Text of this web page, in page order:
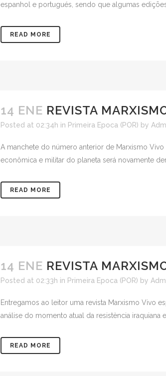
espanhol e portugués, sendo que algumas
READ MORE
14 ENE REVISTA
Posted at 02:34h in Primeira Epoca (POR) by
A manchete do número anterior de Marxismo Vivo
econômica e militar do planeta será novamente
READ MORE
14 ENE REVISTA
Posted at 02:33h in Primeira Epoca (POR) by
Entregamos ao leitor uma revista Marxismo Vivo
análise do momento atual da resistència iraquiana
READ MORE